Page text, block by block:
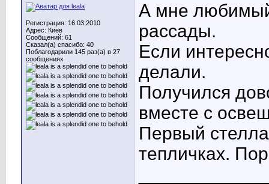
Регистрация: 16.03.2010
Адрес: Киев
Сообщений: 61
Сказал(а) спасибо: 40
Поблагодарили 145 раз(а) в 27
сообщениях
А мне любимый
рассады.
Если
делали.
Получился
вместе с
Первый
тепличках.